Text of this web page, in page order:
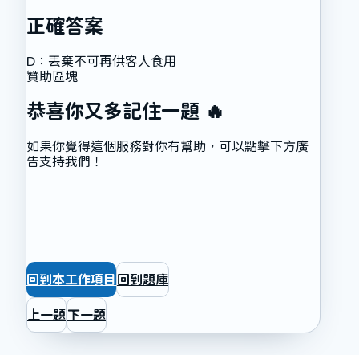
正確答案
D ： 丟棄不可再供客人食用
贊助區塊
恭喜你又多記住一題 🔥
如果你覺得這個服務對你有幫助，可以點擊下方廣
告支持我們！
回到本工作項目 回到題庫
上一題下一題